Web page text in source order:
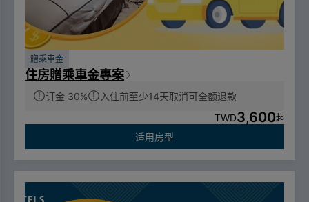
贈乘車金
住房贈乘車金專案
订金 30%
入住前至少14天取消可全额退款
TWD3,600起
适用房型